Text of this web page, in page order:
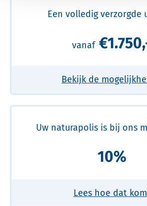
Een volledig verzorgde
vanaf
Bekijk de
Uw naturapolis is bij ons
10%
Lees hoe dat